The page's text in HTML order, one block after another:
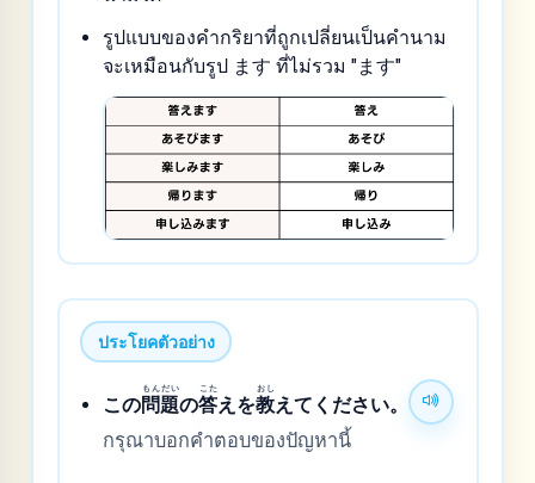
รูปแบบของคำกริยาที่ถูกเปลี่ยนเป็นคำนาม
จะเหมือนกับรูป ます ที่ไม่รวม "ます"
ประโยคตัวอย่าง
この問
もん
題
だい
の答
こた
えを教
おし
えてください。
กรุณาบอกคำตอบของปัญหานี้